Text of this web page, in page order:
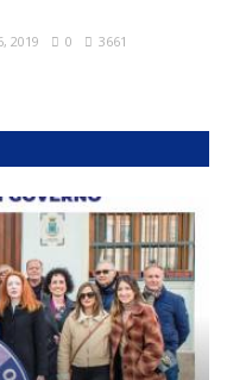
2019 0 3661